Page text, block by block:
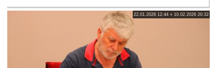
22.01.2026 12:44 » 10.02.2026 20:32